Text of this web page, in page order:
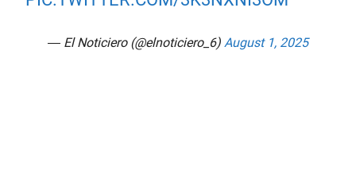
— El Noticiero (@elnoticiero_6) August 1, 2025